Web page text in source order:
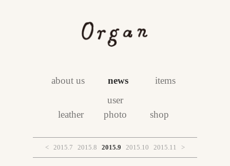
about us news items
leather
user
photo
shop
< 2015.7 2015.8 2015.9 2015.10 2015.11 >